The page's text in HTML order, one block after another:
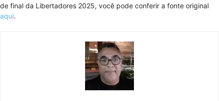
de final da Libertadores 2025, você pode conferir a fonte original
aqui.